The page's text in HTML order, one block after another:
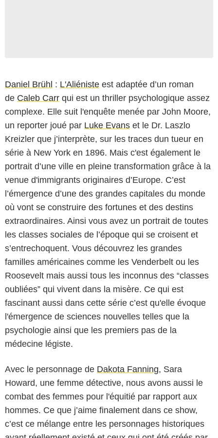
Daniel Brühl : L'Aliéniste est adaptée d’un roman
de Caleb Carr qui est un thriller psychologique assez
complexe. Elle suit l'enquête menée par John Moore,
un reporter joué par Luke Evans et le Dr. Laszlo
Kreizler que j’interprète, sur les traces dun tueur en
série à New York en 1896. Mais c'est également le
portrait d’une ville en pleine transformation grâce à la
venue d'immigrants originaires d’Europe. C’est
l’émergence d’une des grandes capitales du monde
où vont se construire des fortunes et des destins
extraordinaires. Ainsi vous avez un portrait de toutes
les classes sociales de l’époque qui se croisent et
s’entrechoquent. Vous découvrez les grandes
familles américaines comme les Venderbelt ou les
Roosevelt mais aussi tous les inconnus des “classes
oubliées” qui vivent dans la misère. Ce qui est
fascinant aussi dans cette série c’est qu'elle évoque
l'émergence de sciences nouvelles telles que la
psychologie ainsi que les premiers pas de la
médecine légiste.
Avec le personnage de Dakota Fanning, Sara
Howard, une femme détective, nous avons aussi le
combat des femmes pour l'équitié par rapport aux
hommes. Ce que j’aime finalement dans ce show,
c’est ce mélange entre les personnages historiques